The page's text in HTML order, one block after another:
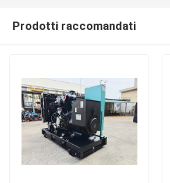
Prodotti raccomandati